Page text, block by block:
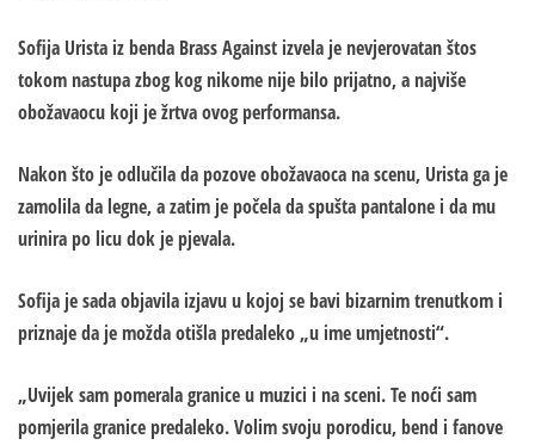
Sofija Urista iz benda Brass Against izvela je nevjerovatan štos
tokom nastupa zbog kog nikome nije bilo prijatno, a najviše
obožavaocu koji je žrtva ovog performansa.
Nakon što je odlučila da pozove obožavaoca na scenu, Urista ga je
zamolila da legne, a zatim je počela da spušta pantalone i da mu
urinira po licu dok je pjevala.
Sofija je sada objavila izjavu u kojoj se bavi bizarnim trenutkom i
priznaje da je možda otišla predaleko „u ime umjetnosti“.
„Uvijek sam pomerala granice u muzici i na sceni. Te noći sam
pomjerila granice predaleko. Volim svoju porodicu, bend i fanove